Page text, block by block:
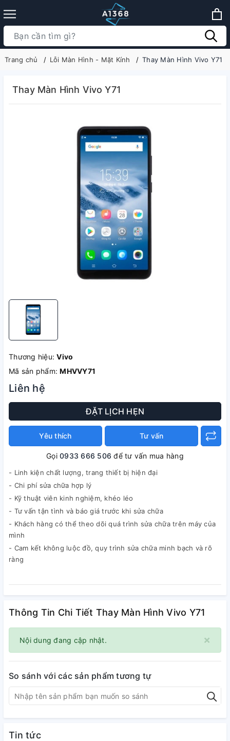
Trang chủ Lỗi Màn Hình - Mặt Kính Thay Màn Hình Vivo Y71
Thay Màn Hình Vivo Y71
Thương hiệu:Vivo
Mã sản phẩm:MHVVY71
Liên hệ
ĐẶT LỊCH HẸN
Yêu thích Tư vấn
Gọi0933 666 506 để tư vấn mua hàng
- Linh kiện chất lượng, trang thiết bị hiện đại
- Chi phí sửa chữa hợp lý
- Kỹ thuật viên kinh nghiệm, khéo léo
- Tư vấn tận tình và báo giá trước khi sửa chữa
- Khách hàng có thể theo dõi quá trình sửa chữa trên máy của
mình
- Cam kết không luộc đồ, quy trình sửa chữa minh bạch và rõ
ràng
Thông Tin Chi Tiết Thay Màn Hình Vivo Y71
×
Nội dung đang cập nhật.
So sánh với các sản phẩm tương tự
Tin tức